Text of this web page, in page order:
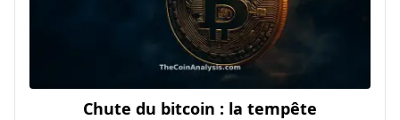
Chute du bitcoin : la tempête